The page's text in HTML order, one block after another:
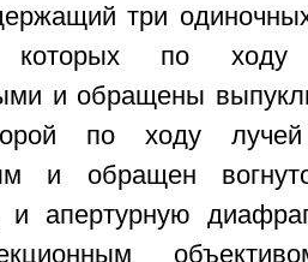
три
по ходу
и обращены
по ходу лучей
и обращен
и апертурную